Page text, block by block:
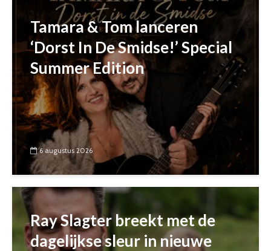
Tamara & Tom lanceren
‘Dorst In De Smidse!’ Special
Summer Edition
6 augustus 2026
Ray Slagter breekt met de
dagelijkse sleur in nieuwe